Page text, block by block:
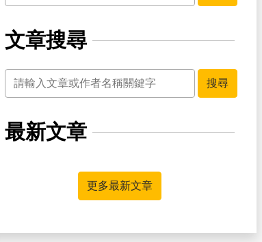
文章搜尋
關鍵字
搜尋
最新文章
更多最新文章